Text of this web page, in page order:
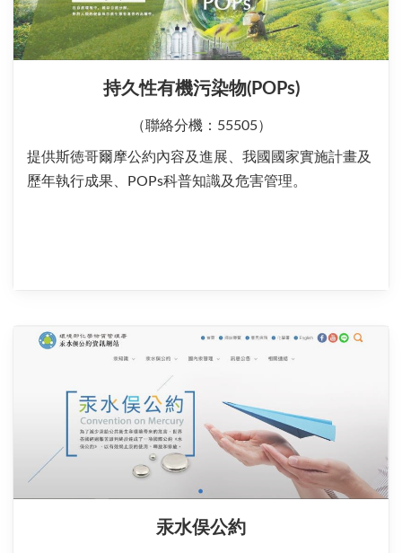
持久性有機污染物(POPs)
（聯絡分機：55505）
提供斯徳哥爾摩公約內容及進展、我國國家實施計畫及
歷年執行成果、POPs科普知識及危害管理。
汞水俣公約